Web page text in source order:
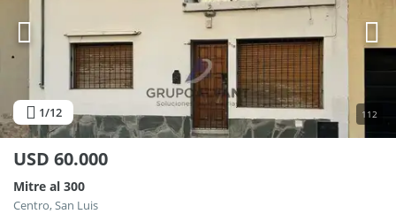
1/12 112
USD 60.000
Mitre al 300
Centro, San Luis